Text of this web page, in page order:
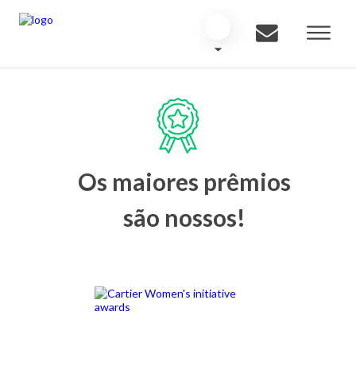
Os maiores prêmios
são nossos!